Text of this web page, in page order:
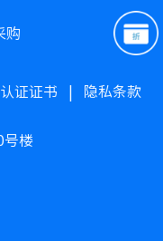
购
证证书 隐私条款
号楼